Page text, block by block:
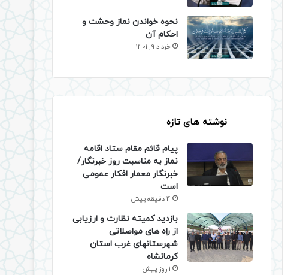
نحوه خواندن نماز وحشت و
احکام آن
خرداد 9, 1401
نوشته های تازه
پیام قائم مقام ستاد اقامه
نماز به مناسبت روز خبرنگار/
خبرنگار معمار افکار عمومی
است
4 دقیقه پیش
بازدید کمیته نظارت و ارزیابی
از راه های مواصلاتی
شهرستانهای غرب استان
کرمانشاه
1 روز پیش